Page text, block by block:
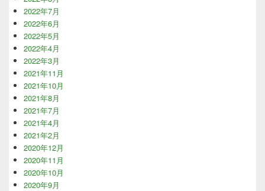
2022年7月
2022年6月
2022年5月
2022年4月
2022年3月
2021年11月
2021年10月
2021年8月
2021年7月
2021年4月
2021年2月
2020年12月
2020年11月
2020年10月
2020年9月